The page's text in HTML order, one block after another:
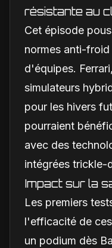
résistante au
Cet épisode
normes anti-
d'équipes.
simulateurs
pour les hivers
pourraient
avec des
intégrées trickle-
Impact sur la
Les premiers
l'efficacité de
un podium dès